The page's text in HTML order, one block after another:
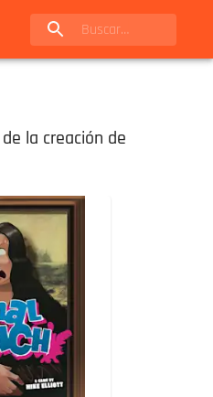
la creación de